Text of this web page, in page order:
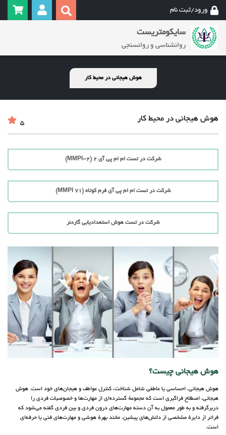
ورود/ثبت نام
سایکومتریست
روانشناسی و روانسنجی
هوش هیجانی در محیط کار
هوش هیجانی در محیط کار 5
شرکت در تست ام ام پی آی 2 (MMPI-2)
شرکت در تست ام ام پی آی فرم کوتاه (71 MMPI)
شرکت در تست هوش استعدادیابی گاردنر
هوش هیجانی چیست؟
هوش هیجانی، احساسی یا عاطفی شامل شناخت، کنترل عواطف و هیجان‌های خود است. هوش
هیجانی، اصطلاح فراگیری است که مجموعهٔ گسترده‌ای از مهارت‌ها و خصوصیات فردی را
دربرگرفته و به طور معمول به آن دسته مهارت‌های درون فردی و بین فردی گفته می‌شود که
فراتر از دایرهٔ مشخصی از دانش‌های پیشین، مانند بهرهٔ هوشی و مهارت‌های فنی یا حرفه‌ای
است.